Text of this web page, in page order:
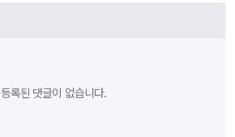
등록된 댓글이 없습니다.